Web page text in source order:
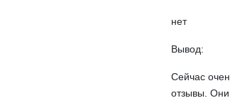
нет
Вывод:
Сейчас
отзывы.